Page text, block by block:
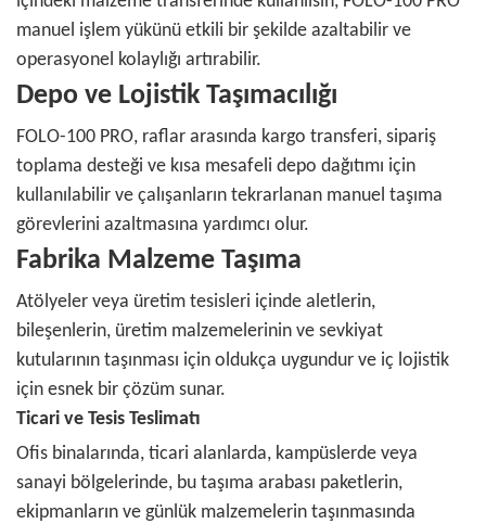
manuel işlem yükünü etkili bir şekilde azaltabilir ve
operasyonel kolaylığı artırabilir.
Depo ve Lojistik Taşımacılığı
FOLO-100 PRO, raflar arasında kargo transferi, sipariş
toplama desteği ve kısa mesafeli depo dağıtımı için
kullanılabilir ve çalışanların tekrarlanan manuel taşıma
görevlerini azaltmasına yardımcı olur.
Fabrika Malzeme Taşıma
Atölyeler veya üretim tesisleri içinde aletlerin,
bileşenlerin, üretim malzemelerinin ve sevkiyat
kutularının taşınması için oldukça uygundur ve iç lojistik
için esnek bir çözüm sunar.
Ticari ve Tesis Teslimatı
Ofis binalarında, ticari alanlarda, kampüslerde veya
sanayi bölgelerinde, bu taşıma arabası paketlerin,
ekipmanların ve günlük malzemelerin taşınmasında